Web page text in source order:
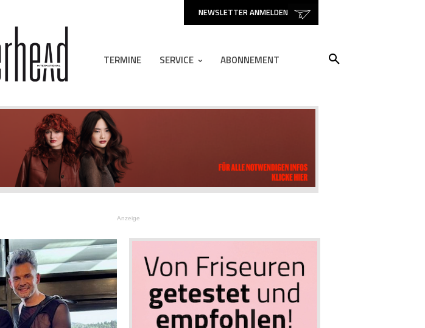
NEWSLETTER ANMELDEN
TERMINE SERVICE ABONNEMENT
Anzeige